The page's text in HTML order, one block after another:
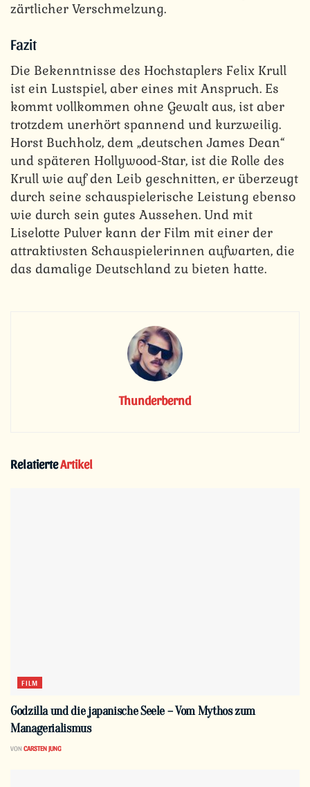
zärtlicher Verschmelzung.
Fazit
Die Bekenntnisse des Hochstaplers Felix Krull
ist ein Lustspiel, aber eines mit Anspruch. Es
kommt vollkommen ohne Gewalt aus, ist aber
trotzdem unerhört spannend und kurzweilig.
Horst Buchholz, dem „deutschen James Dean“
und späteren Hollywood-Star, ist die Rolle des
Krull wie auf den Leib geschnitten, er überzeugt
durch seine schauspielerische Leistung ebenso
wie durch sein gutes Aussehen. Und mit
Liselotte Pulver kann der Film mit einer der
attraktivsten Schauspielerinnen aufwarten, die
das damalige Deutschland zu bieten hatte.
Thunderbernd
RelatierteArtikel
FILM
Godzilla und die japanische Seele – Vom Mythos zum
Managerialismus
VON CARSTEN JUNG